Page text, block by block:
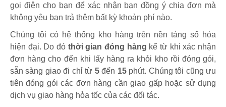
gọi điện cho bạn để xác nhận bạn đồng ý chia đơn mà
không yêu bạn trả thêm bất kỳ khoản phí nào.
Chúng tôi có hệ thống kho hàng trên nền tảng số hóa
hiện đại. Do đó thời gian đóng hàng kể từ khi xác nhận
đơn hàng cho đến khi lấy hàng ra khỏi kho rồi đóng gói,
sẵn sàng giao đi chỉ từ 5đến 15 phút. Chúng tôi cũng ưu
tiên đóng gói các đơn hàng cần giao gấp hoặc sử dụng
dịch vụ giao hàng hỏa tốc của các đối tác.